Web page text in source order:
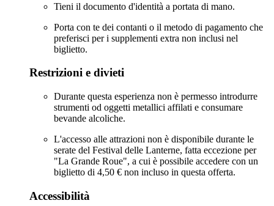
Tieni il documento d'identità a portata di mano.
Porta con te dei contanti o il metodo di pagamento che
preferisci per i supplementi extra non inclusi nel
biglietto.
Restrizioni e divieti
Durante questa esperienza non è permesso introdurre
strumenti od oggetti metallici affilati e consumare
bevande alcoliche.
L'accesso alle attrazioni non è disponibile durante le
serate del Festival delle Lanterne, fatta eccezione per
"La Grande Roue", a cui è possibile accedere con un
biglietto di 4,50 € non incluso in questa offerta.
Accessibilità